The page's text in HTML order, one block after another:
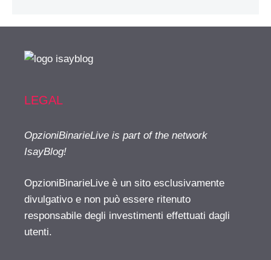
LEGAL
OpzioniBinarieLive is part of the network
IsayBlog!
OpzioniBinarieLive è un sito esclusivamente
divulgativo e non può essere ritenuto
responsabile degli investimenti effettuati dagli
utenti.